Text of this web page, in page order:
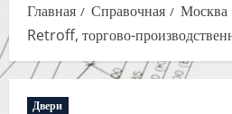
Главная Справочная Москва
Retroff, торгово-
Двери